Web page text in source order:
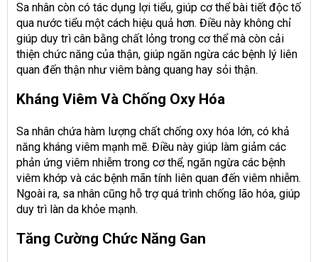
Sa nhân còn có tác dụng lợi tiểu, giúp cơ thể bài tiết độc tố
qua nước tiểu một cách hiệu quả hơn. Điều này không chỉ
giúp duy trì cân bằng chất lỏng trong cơ thể mà còn cải
thiện chức năng của thận, giúp ngăn ngừa các bệnh lý liên
quan đến thận như viêm bàng quang hay sỏi thận.
Kháng Viêm Và Chống Oxy Hóa
Sa nhân chứa hàm lượng chất chống oxy hóa lớn, có khả
năng kháng viêm mạnh mẽ. Điều này giúp làm giảm các
phản ứng viêm nhiễm trong cơ thể, ngăn ngừa các bệnh
viêm khớp và các bệnh mãn tính liên quan đến viêm nhiễm.
Ngoài ra, sa nhân cũng hỗ trợ quá trình chống lão hóa, giúp
duy trì làn da khỏe mạnh.
Tăng Cường Chức Năng Gan